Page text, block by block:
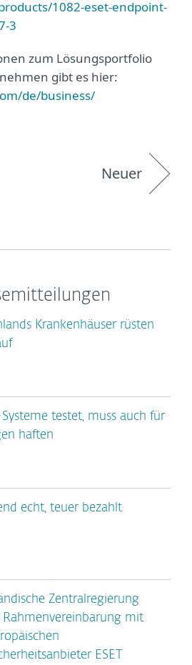
1082-eset-endpoint-
3
zum Lösungsportfolio
gibt es hier:
de/business/
Neuer
Krankenhäuser rüsten
testet, muss auch für
haften
echt, teuer bezahlt
Zentralregierung
Rahmenvereinbarung mit
ESET